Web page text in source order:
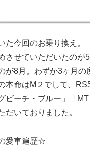
た今回のお乗り換え
させていただいたのが
が8月。わずか3ヶ月の
本命はM２でして、
ビーチ・ブルー」「
だいておりました。
愛車遍歴☆